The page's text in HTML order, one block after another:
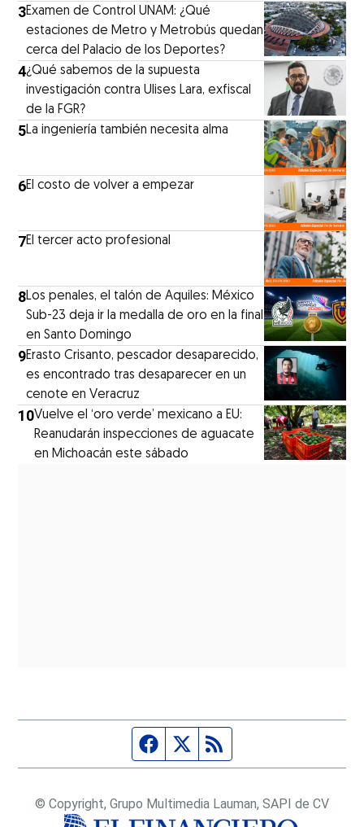
3Examen de Control UNAM: ¿Qué
estaciones de Metro y Metrobús quedan
cerca del Palacio de los Deportes?
4¿Qué sabemos de la supuesta
investigación contra Ulises Lara, exfiscal
de la FGR?
5La ingeniería también necesita alma
6El costo de volver a empezar
7El tercer acto profesional
8Los penales, el talón de Aquiles: México
Sub-23 deja ir la medalla de oro en la final
en Santo Domingo
9Erasto Crisanto, pescador desaparecido,
es encontrado tras desaparecer en un
cenote en Veracruz
10Vuelve el ‘oro verde’ mexicano a EU:
Reanudarán inspecciones de aguacate
en Michoacán este sábado
Página de Facebook
Fuente Twitter
© Copyright, Grupo Multimedia Lauman, SAPI de CV